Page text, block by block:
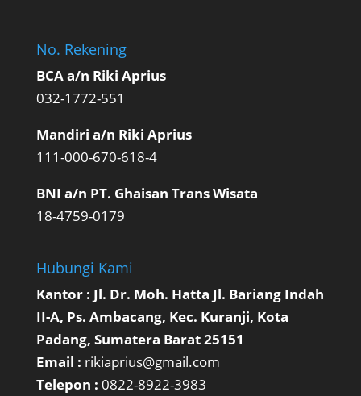
No. Rekening
BCA a/n Riki Aprius
032-1772-551
Mandiri a/n Riki Aprius
111-000-670-618-4
BNI a/n PT. Ghaisan Trans Wisata
18-4759-0179
Hubungi Kami
Kantor : Jl. Dr. Moh. Hatta Jl. Bariang Indah
II-A, Ps. Ambacang, Kec. Kuranji, Kota
Padang, Sumatera Barat 25151
Email : rikiaprius@gmail.com
Telepon : 0822-8922-3983